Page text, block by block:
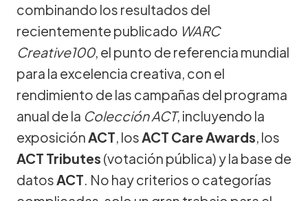
combinando los resultados del
recientemente publicado WARC
Creative100, el punto de referencia mundial
para la excelencia creativa, con el
rendimiento de las campañas del programa
anual de la Colección ACT, incluyendo la
exposición ACT, los ACT Care Awards, los
ACT Tributes (votación pública) y la base de
datos ACT. No hay criterios o categorías